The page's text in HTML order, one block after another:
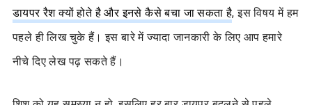
डायपर रैश क्यों होते है और इनसे कैसे बचा जा सकता है, इस विषय में हम
पहले ही लिख चुके हैं। इस बारे में ज्यादा जानकारी के लिए आप हमारे
नीचे दिए लेख पढ़ सकते हैं।